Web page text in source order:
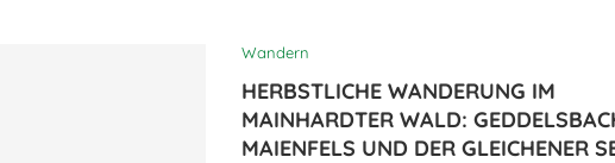
Wandern
HERBSTLICHE WANDERUNG IM
MAINHARDTER WALD:
MAIENFELS UND DER GLEICHENER